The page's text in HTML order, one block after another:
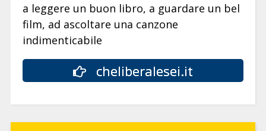
a leggere un buon libro, a guardare un bel
film, ad ascoltare una canzone
indimenticabile
cheliberalesei.it